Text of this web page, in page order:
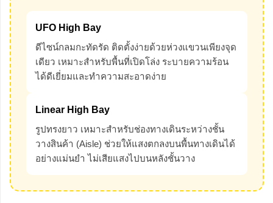
UFO High Bay
ดีไซน์กลมกะทัดรัด ติดตั้งง่ายด้วยห่วงแขวนเพียงจุด
เดียว เหมาะสำหรับพื้นที่เปิดโล่ง ระบายความร้อน
ได้ดีเยี่ยมและทำความสะอาดง่าย
Linear High Bay
รูปทรงยาว เหมาะสำหรับช่องทางเดินระหว่างชั้น
วางสินค้า (Aisle) ช่วยให้แสงตกลงบนพื้นทางเดินได้
อย่างแม่นยำ ไม่เสียแสงไปบนหลังชั้นวาง